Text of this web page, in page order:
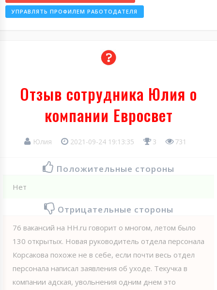
УПРАВЛЯТЬ ПРОФИЛЕМ РАБОТОДАТЕЛЯ
Отзыв сотрудника Юлия о
компании Евросвет
Юлия 2021-09-24 19:13:35 3 731
Положительные стороны
Нет
Отрицательные стороны
76 вакансий на HH.ru говорит о многом, летом было
130 открытых. Новая руководитель отдела персонала
Корсакова похоже не в себе, если почти весь отдел
персонала написал заявления об уходе. Текучка в
компании адская, увольнения одним днем это